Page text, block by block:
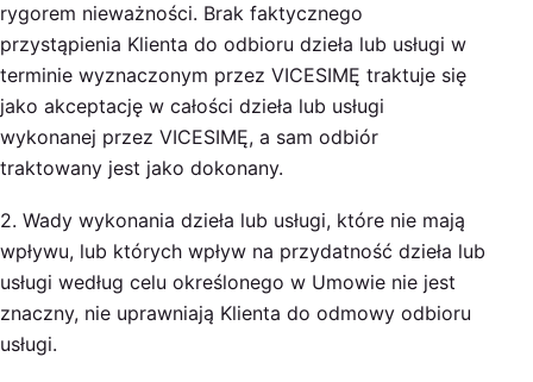
rygorem nieważności. Brak faktycznego
przystąpienia Klienta do odbioru dzieła lub usługi w
terminie wyznaczonym przez VICESIMĘ traktuje się
jako akceptację w całości dzieła lub usługi
wykonanej przez VICESIMĘ, a sam odbiór
traktowany jest jako dokonany.
2. Wady wykonania dzieła lub usługi, które nie mają
wpływu, lub których wpływ na przydatność dzieła lub
usługi według celu określonego w Umowie nie jest
znaczny, nie uprawniają Klienta do odmowy odbioru
usługi.